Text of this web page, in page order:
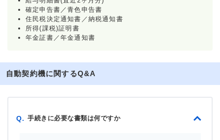
確定申告書／青色申告書
住民税決定通知書／納税通知書
所得(課税)証明書
年金証書／年金通知書
自動契約機に関するQ&A
Q. 手続きに必要な書類は何ですか